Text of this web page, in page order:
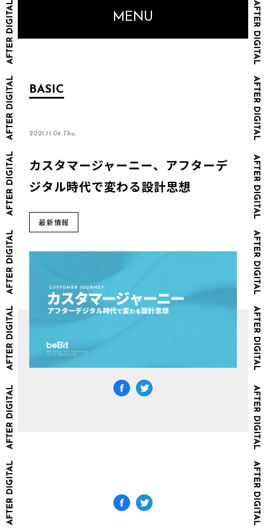
MENU
BASIC
2021.11.04 Thu.
カスタマージャーニー、アフターデ
ジタル時代で変わる設計思想
最新情報